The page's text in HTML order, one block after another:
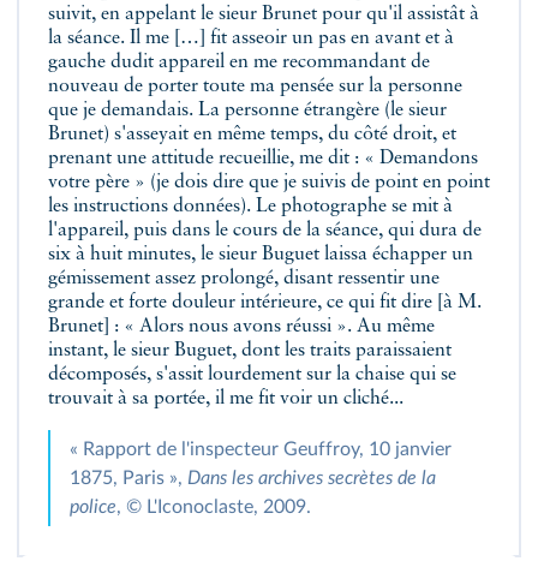
suivit, en appelant le sieur Brunet pour qu'il assistât à
la séance. Il me […] fit asseoir un pas en avant et à
gauche dudit appareil en me recommandant de
nouveau de porter toute ma pensée sur la personne
que je demandais. La personne étrangère (le sieur
Brunet) s'asseyait en même temps, du côté droit, et
prenant une attitude recueillie, me dit : « Demandons
votre père » (je dois dire que je suivis de point en point
les instructions données). Le photographe se mit à
l'appareil, puis dans le cours de la séance, qui dura de
six à huit minutes, le sieur Buguet laissa échapper un
gémissement assez prolongé, disant ressentir une
grande et forte douleur intérieure, ce qui fit dire [à M.
Brunet] : « Alors nous avons réussi ». Au même
instant, le sieur Buguet, dont les traits paraissaient
décomposés, s'assit lourdement sur la chaise qui se
trouvait à sa portée, il me fit voir un cliché...
« Rapport de l'inspecteur Geuffroy, 10 janvier
1875, Paris », Dans les archives secrètes de la
police, © L'Iconoclaste, 2009.